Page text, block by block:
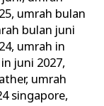
, umrah bulan
bulan juni
, umrah in
juni 2027,
, umrah
singapore,